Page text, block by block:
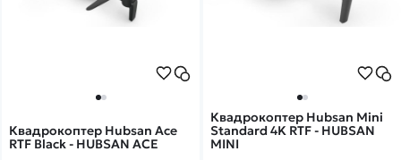
Квадрокоптер Hubsan Ace
RTF Black - HUBSAN ACE
Квадрокоптер Hubsan Mini
Standard 4K RTF - HUBSAN
MINI